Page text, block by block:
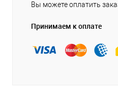
Вы можете оплатить
Принимаем к оплате